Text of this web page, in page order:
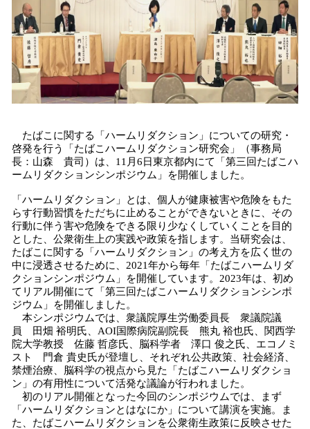
たばこに関する「ハームリダクション」についての研究・
啓発を行う「たばこハームリダクション研究会」（事務局
長：山森 貴司）は、11月6日東京都内にて「第三回たばこハ
ームリダクションシンポジウム」を開催しました。
「ハームリダクション」とは、個人が健康被害や危険をもた
らす行動習慣をただちに止めることができないときに、その
行動に伴う害や危険をできる限り少なくしていくことを目的
とした、公衆衛生上の実践や政策を指します。当研究会は、
たばこに関する「ハームリダクション」の考え方を広く世の
中に浸透させるために、2021年から毎年「たばこハームリダ
クションシンポジウム」を開催しています。2023年は、初め
てリアル開催にて「第三回たばこハームリダクションシンポ
ジウム」を開催しました。
本シンポジウムでは、衆議院厚生労働委員長 衆議院議
員 田畑 裕明氏、AOI国際病院副院長 熊丸 裕也氏、関西学
院大学教授 佐藤 哲彦氏、脳科学者 澤口 俊之氏、エコノミ
スト 門倉 貴史氏が登壇し、それぞれ公共政策、社会経済、
禁煙治療、脳科学の視点から見た「たばこハームリダクショ
ン」の有用性について活発な議論が行われました。
初のリアル開催となった今回のシンポジウムでは、まず
「ハームリダクションとはなにか」について講演を実施。ま
た、たばこハームリダクションを公衆衛生政策に反映させた